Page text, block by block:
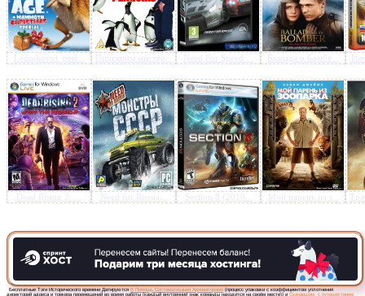
Предлагаем скачать
Воронье (2007)DVDRip»
Lednikovui_peri... Пингвины мистер... Need For Speed ... Баллада о бомбе...
Dead Rising 2: ... Need for Russia... Section 8 (2010... Мой парень из з...